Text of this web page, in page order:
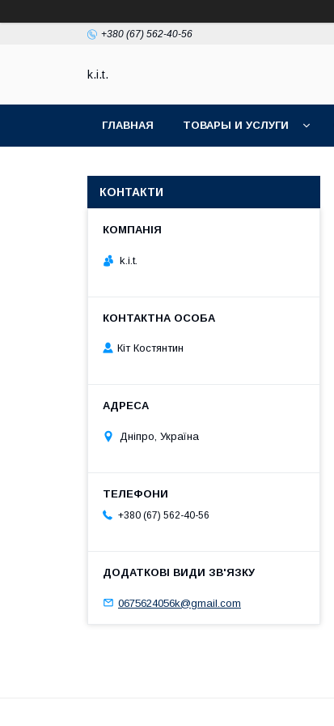
+380 (67) 562-40-56
k.i.t.
ГЛАВНАЯ ТОВАРЫ И УСЛУГИ
КОНТАКТИ
k.i.t.
Кіт Костянтин
Дніпро, Україна
+380 (67) 562-40-56
0675624056k@gmail.com